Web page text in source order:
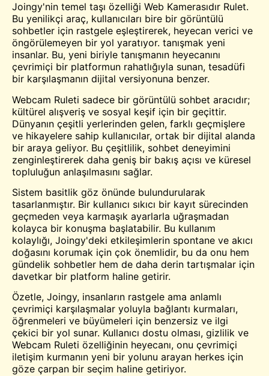
Joingy'nin temel taşı özelliği Web Kamerasıdır Rulet.
Bu yenilikçi araç, kullanıcıları bire bir görüntülü
sohbetler için rastgele eşleştirerek, heyecan verici ve
öngörülemeyen bir yol yaratıyor. tanışmak yeni
insanlar. Bu, yeni biriyle tanışmanın heyecanını
çevrimiçi bir platformun rahatlığıyla sunan, tesadüfi
bir karşılaşmanın dijital versiyonuna benzer.
Webcam Ruleti sadece bir görüntülü sohbet aracıdır;
kültürel alışveriş ve sosyal keşif için bir geçittir.
Dünyanın çeşitli yerlerinden gelen, farklı geçmişlere
ve hikayelere sahip kullanıcılar, ortak bir dijital alanda
bir araya geliyor. Bu çeşitlilik, sohbet deneyimini
zenginleştirerek daha geniş bir bakış açısı ve küresel
topluluğun anlaşılmasını sağlar.
Sistem basitlik göz önünde bulundurularak
tasarlanmıştır. Bir kullanıcı sıkıcı bir kayıt sürecinden
geçmeden veya karmaşık ayarlarla uğraşmadan
kolayca bir konuşma başlatabilir. Bu kullanım
kolaylığı, Joingy'deki etkileşimlerin spontane ve akıcı
doğasını korumak için çok önemlidir, bu da onu hem
gündelik sohbetler hem de daha derin tartışmalar için
davetkar bir platform haline getirir.
Özetle, Joingy, insanların rastgele ama anlamlı
çevrimiçi karşılaşmalar yoluyla bağlantı kurmaları,
öğrenmeleri ve büyümeleri için benzersiz ve ilgi
çekici bir yol sunar. Kullanıcı dostu olması, gizlilik ve
Webcam Ruleti özelliğinin heyecanı, onu çevrimiçi
iletişim kurmanın yeni bir yolunu arayan herkes için
göze çarpan bir seçim haline getiriyor.